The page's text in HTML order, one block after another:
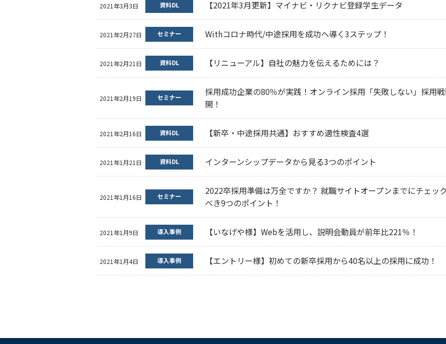
2021年3月3日 資料DL 【2021年3月更新】マイナビ・リクナビ登録学生データ
2021年2月27日 セミナー Withコロナ時代/中途採用を成功へ導く3ステップ！
2021年2月21日 資料DL 【リニューアル】自社の魅力を伝えるためには？
2021年2月19日 セミナー
採用成功企業の80％が実践！オンライン採用「失敗しない」採用
開！
2021年2月16日 資料DL 【新卒・中途採用共通】おすすめ適性検査4選
2021年1月21日 資料DL インターンシップデータから見る3つのポイント
2021年1月16日 セミナー
2022卒採用準備は万全ですか？ 就職サイトオープンまでにチェッ
べき9つのポイント！
2021年1月9日 導入事例 【いなげや様】Webを活用し、説明会動員が前年比221％！
2021年1月4日 導入事例 【エントリー様】初めての新卒採用から40名以上の採用に成功！